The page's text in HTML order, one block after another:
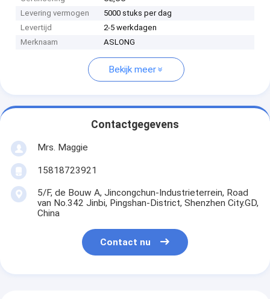
Levering vermogen
5000 stuks per dag
Levertijd
2-5 werkdagen
Merknaam
ASLONG
Bekijk meer
Contactgegevens
Mrs. Maggie
15818723921
5/F, de Bouw A, Jincongchun-Industrieterrein, Road
van No.342 Jinbi, Pingshan-District, Shenzhen City.GD,
China
Contact nu